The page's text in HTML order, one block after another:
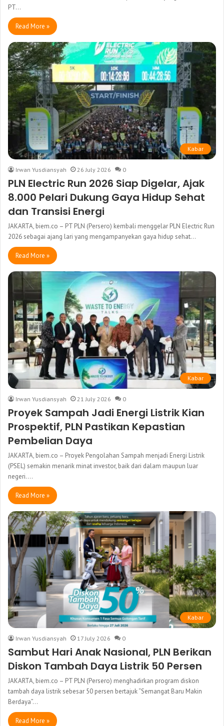
PT…
Read More »
Kabar
Irwan Yusdiansyah 26 July 2026 0
PLN Electric Run 2026 Siap Digelar, Ajak
8.000 Pelari Dukung Gaya Hidup Sehat
dan Transisi Energi
JAKARTA, biem.co – PT PLN (Persero) kembali menggelar PLN Electric Run
2026 sebagai ajang lari yang mengampanyekan gaya hidup sehat…
Read More »
Kabar
Irwan Yusdiansyah 21 July 2026 0
Proyek Sampah Jadi Energi Listrik Kian
Prospektif, PLN Pastikan Kepastian
Pembelian Daya
JAKARTA, biem.co – Proyek Pengolahan Sampah menjadi Energi Listrik
(PSEL) semakin menarik minat investor, baik dari dalam maupun luar
negeri.…
Read More »
Kabar
Irwan Yusdiansyah 17 July 2026 0
Sambut Hari Anak Nasional, PLN Berikan
Diskon Tambah Daya Listrik 50 Persen
JAKARTA, biem.co – PT PLN (Persero) menghadirkan program diskon
tambah daya listrik sebesar 50 persen bertajuk “Semangat Baru Makin
Berdaya”…
Read More »